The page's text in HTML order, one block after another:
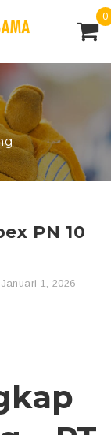
0
PN 10
Januari 1, 2026